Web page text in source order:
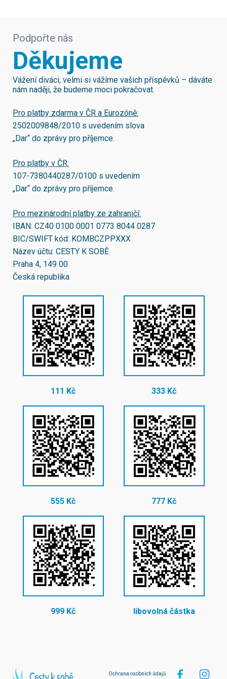
Podpořte nás
Děkujeme
Vážení diváci, velmi si vážíme vašich příspěvků – dáváte
nám naději, že budeme moci pokračovat.
Pro platby zdarma v ČR a Eurozóně:
2502009848/2010 s uvedením slova
„Dar“ do zprávy pro příjemce.
Pro platby v ČR:
107-7380440287/0100 s uvedením
„Dar“ do zprávy pro příjemce.
Pro mezinárodní platby ze zahraničí:
IBAN: CZ40 0100 0001 0773 8044 0287
BIC/SWIFT kód: KOMBCZPPXXX
Název účtu: CESTY K SOBĚ
Praha 4, 149 00
Česká republika
111 Kč 333 Kč
555 Kč 777 Kč
999 Kč libovolná částka
Ochrana osobních údajů